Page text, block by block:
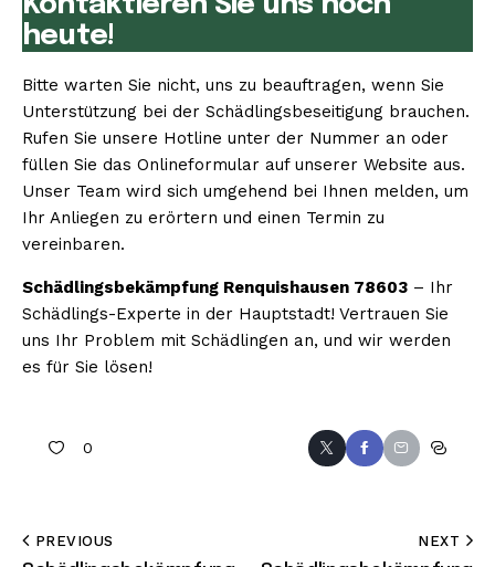
heute!
Bitte warten Sie nicht, uns zu beauftragen, wenn Sie
Unterstützung bei der Schädlingsbeseitigung brauchen.
Rufen Sie unsere Hotline unter der Nummer an oder
füllen Sie das Onlineformular auf unserer Website aus.
Unser Team wird sich umgehend bei Ihnen melden, um
Ihr Anliegen zu erörtern und einen Termin zu
vereinbaren.
Schädlingsbekämpfung Renquishausen 78603 – Ihr
Schädlings-Experte in der Hauptstadt! Vertrauen Sie
uns Ihr Problem mit Schädlingen an, und wir werden
es für Sie lösen!
0
PREVIOUS NEXT